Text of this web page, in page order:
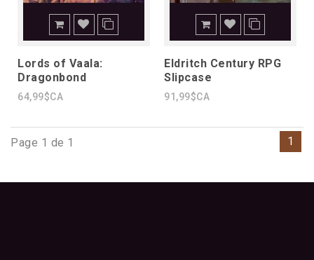
Lords of Vaala:
Dragonbond
64,99$CA
Eldritch Century RPG
Slipcase
91,99$CA
Page 1 de 1 1